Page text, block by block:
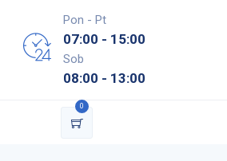
Pon - Pt
07:00 - 15:00
Sob
08:00 - 13:00
0